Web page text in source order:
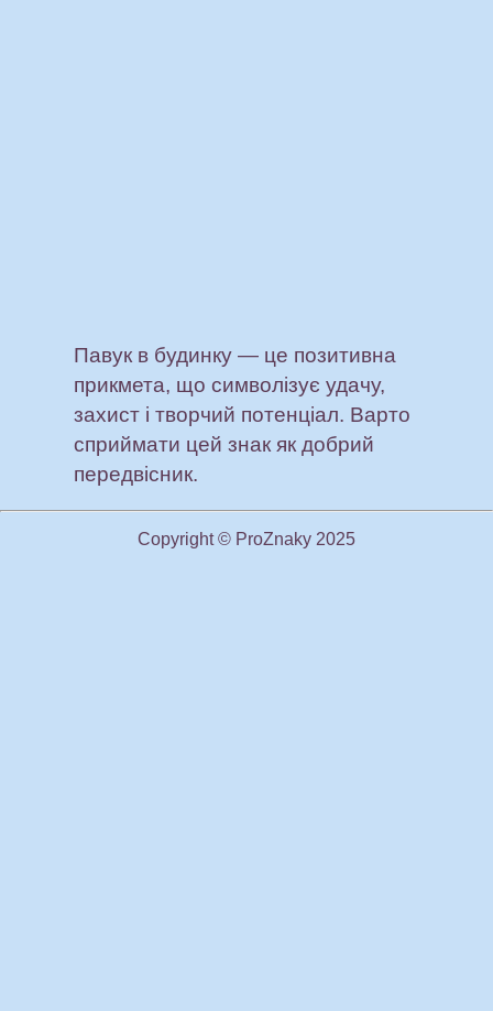
Павук в будинку — це позитивна
прикмета, що символізує удачу,
захист і творчий потенціал. Варто
сприймати цей знак як добрий
передвісник.
Copyright © ProZnaky 2025